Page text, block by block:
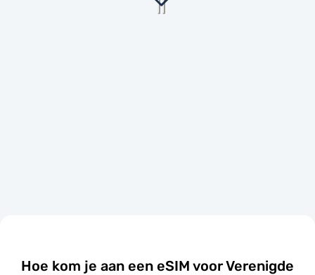
Hoe kom je aan een eSIM voor Verenigde